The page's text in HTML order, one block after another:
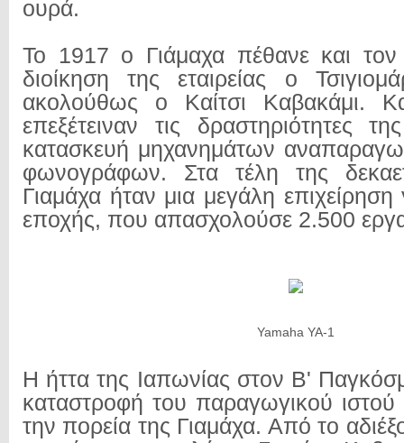
ουρά.
Το 1917 ο Γιάμαχα πέθανε και τον
διοίκηση της εταιρείας ο
ακολούθως ο Καίτσι Καβακάμι.
επεξέτειναν τις δραστηριότητες
κατασκευή μηχανημάτων
φωνογράφων. Στα τέλη της
Γιαμάχα ήταν μια μεγάλη επιχείρηση
εποχής, που απασχολούσε 2.500
Yamaha YA-1
Η ήττα της Ιαπωνίας στον Β'
καταστροφή του παραγωγικού ιστού
την πορεία της Γιαμάχα. Από το